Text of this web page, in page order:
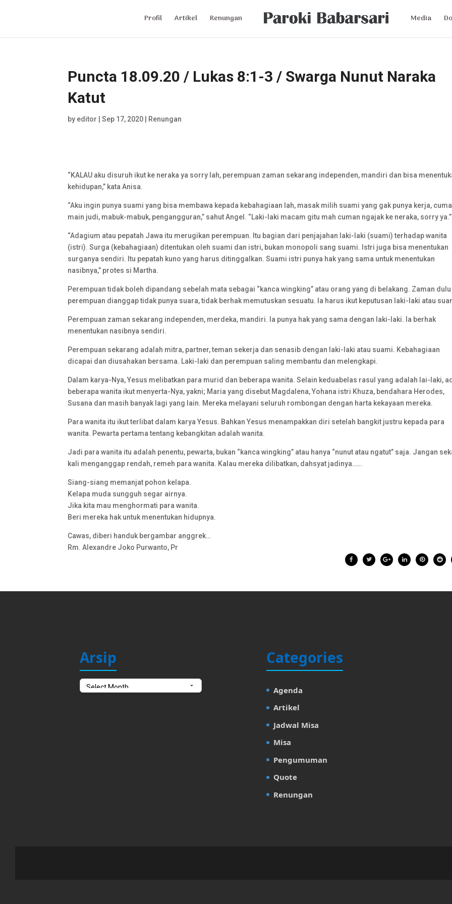
Profil Artikel Renungan Media
Puncta 18.09.20 / Lukas 8:1-3 / Swarga Nunut Naraka
Katut
by editor |Sep 17, 2020 Renungan
“KALAU aku disuruh ikut ke neraka ya sorry lah, perempuan zaman sekarang independen, mandiri dan bisa
kehidupan,” kata Anisa.
“Aku ingin punya suami yang bisa membawa kepada kebahagiaan lah, masak milih suami yang gak punya kerja, cuma
main judi, mabuk-mabuk, pengangguran,” sahut Angel. “Laki-laki macam gitu mah cuman ngajak ke neraka, sorry ya.”
“Adagium atau pepatah Jawa itu merugikan perempuan. Itu bagian dari penjajahan laki-laki (suami) terhadap wanita
(istri). Surga (kebahagiaan) ditentukan oleh suami dan istri, bukan monopoli sang suami. Istri juga bisa menentukan
surganya sendiri. Itu pepatah kuno yang harus ditinggalkan. Suami istri punya hak yang sama untuk menentukan
nasibnya,” protes si Martha.
Perempuan tidak boleh dipandang sebelah mata sebagai “kanca wingking” atau orang yang di belakang. Zaman dulu
perempuan dianggap tidak punya suara, tidak berhak memutuskan sesuatu. Ia harus ikut keputusan laki-laki atau
Perempuan zaman sekarang independen, merdeka, mandiri. Ia punya hak yang sama dengan laki-laki. Ia berhak
menentukan nasibnya sendiri.
Perempuan sekarang adalah mitra, partner, teman sekerja dan senasib dengan laki-laki atau suami. Kebahagiaan
dicapai dan diusahakan bersama. Laki-laki dan perempuan saling membantu dan melengkapi.
Dalam karya-Nya, Yesus melibatkan para murid dan beberapa wanita. Selain keduabelas rasul yang adalah lai-laki,
beberapa wanita ikut menyerta-Nya, yakni; Maria yang disebut Magdalena, Yohana istri Khuza, bendahara Herodes,
Susana dan masih banyak lagi yang lain. Mereka melayani seluruh rombongan dengan harta kekayaan mereka.
Para wanita itu ikut terlibat dalam karya Yesus. Bahkan Yesus menampakkan diri setelah bangkit justru kepada para
wanita. Pewarta pertama tentang kebangkitan adalah wanita.
Jadi para wanita itu adalah penentu, pewarta, bukan “kanca wingking” atau hanya “nunut atau ngatut” saja. Jangan
kali menganggap rendah, remeh para wanita. Kalau mereka dilibatkan, dahsyat jadinya……
Siang-siang memanjat pohon kelapa.
Kelapa muda sungguh segar airnya.
Jika kita mau menghormati para wanita.
Beri mereka hak untuk menentukan hidupnya.
Cawas, diberi handuk bergambar anggrek…
Rm. Alexandre Joko Purwanto, Pr
Arsip Categories
Agenda
Artikel
Jadwal Misa
Misa
Pengumuman
Quote
Renungan